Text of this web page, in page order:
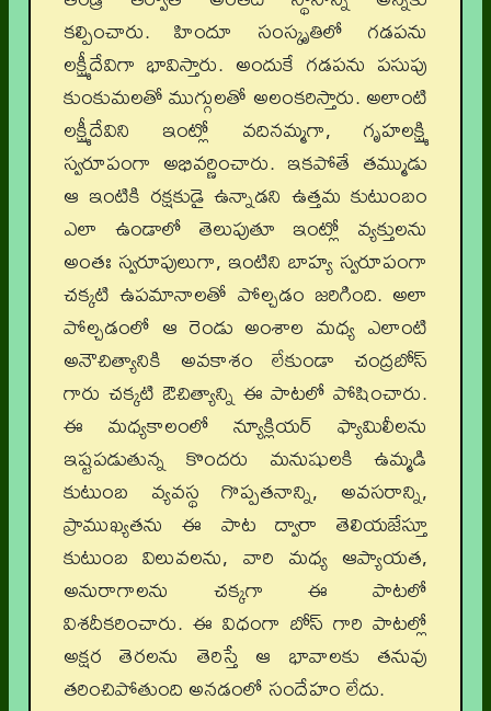
కల్పించారు. హిందూ సంస్కృతిలో గడపను
లక్ష్మీదేవిగా భావిస్తారు. అందుకే గడపను పసుపు
కుంకుమలతో ముగ్గులతో అలంకరిస్తారు. అలాంటి
లక్ష్మీదేవిని ఇంట్లో వదినమ్మగా, గృహలక్ష్మి
స్వరూపంగా అభివర్ణించారు. ఇకపోతే తమ్ముడు
ఆ ఇంటికి రక్షకుడై ఉన్నాడని ఉత్తమ కుటుంబం
ఎలా ఉండాలో తెలుపుతూ ఇంట్లో వ్యక్తులను
అంతః స్వరూపులుగా, ఇంటిని బాహ్య స్వరూపంగా
చక్కటి ఉపమానాలతో పోల్చడం జరిగింది. అలా
పోల్చడంలో ఆ రెండు అంశాల మధ్య ఎలాంటి
అనౌచిత్యానికి అవకాశం లేకుండా చంద్రబోస్
గారు చక్కటి ఔచిత్యాన్ని ఈ పాటలో పోషించారు.
ఈ మధ్యకాలంలో న్యూక్లియర్ ఫ్యామిలీలను
ఇష్టపడుతున్న కొందరు మనుషులకి ఉమ్మడి
కుటుంబ వ్యవస్థ గొప్పతనాన్ని, అవసరాన్ని,
ప్రాముఖ్యతను ఈ పాట ద్వారా తెలియజేస్తూ
కుటుంబ విలువలను, వారి మధ్య ఆప్యాయత,
అనురాగాలను చక్కగా ఈ పాటలో
విశదీకరించారు. ఈ విధంగా బోస్ గారి పాటల్లో
అక్షర తెరలను తెరిస్తే ఆ భావాలకు తనువు
తరించిపోతుంది అనడంలో సందేహం లేదు.